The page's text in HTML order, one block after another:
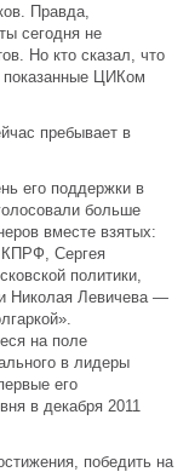
Правда,
сегодня не
Но кто сказал, что
ЦИКом
пребывает в
его поддержки в
больше
вместе взятых:
Сергея
политики,
Николая Левичева —
на поле
в лидеры
его
в декабря 2011
победить на